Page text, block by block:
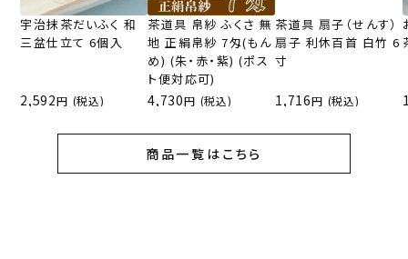
宇治抹茶だいふく 和
三盆仕立て 6個入
2,592 (税込)
茶道具 帛紗 ふくさ 無
地 正絹帛紗 7匁(もん
め) (朱・赤・紫) (ポス
ト便対応可)
4,730 (税込)
茶道具 扇子（せんす）
扇子 利休百首 白竹 6
寸
1,716 (税込)
商品一覧はこちら